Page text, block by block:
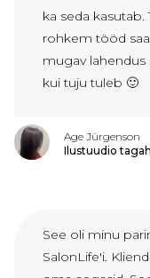
ka seda
rohkem tööd
mugav lahendus
kui tuju tuleb 🙂
Age Jürgenson
Ilustuudio
See oli minu
SalonLife'i.